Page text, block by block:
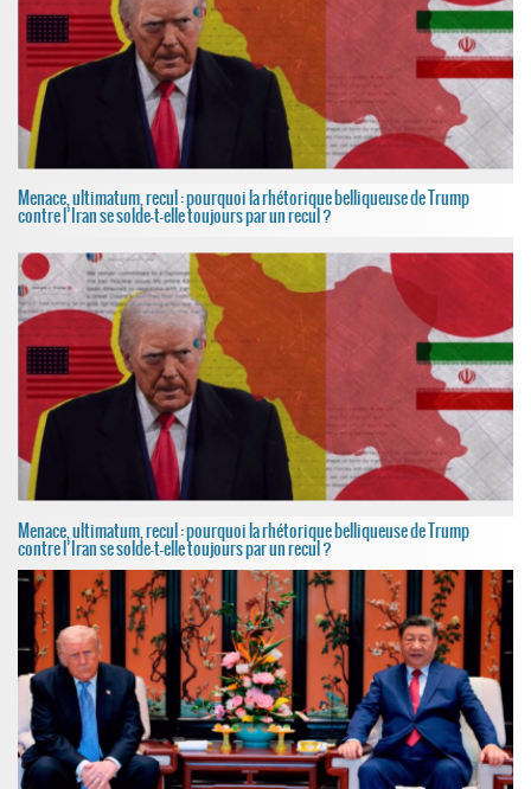
Menace, ultimatum, recul : pourquoi la rhétorique belliqueuse de Trump
contre l’Iran se solde-t-elle toujours par un recul ?
Menace, ultimatum, recul : pourquoi la rhétorique belliqueuse de Trump
contre l’Iran se solde-t-elle toujours par un recul ?